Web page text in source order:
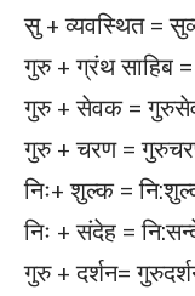
सु + व्यवस्थित =
गुरु + ग्रंथ साहिब
गुरु + सेवक =
गुरु + चरण =
निः+ शुल्क =
निः + संदेह
गुरु + दर्शन=